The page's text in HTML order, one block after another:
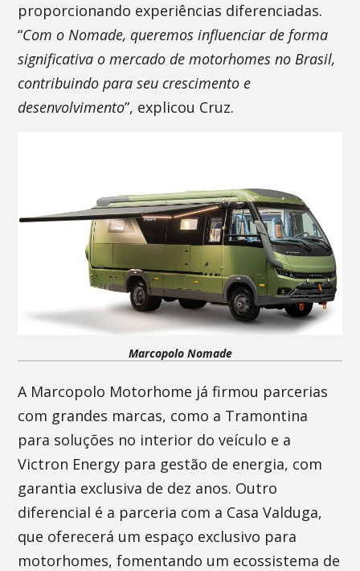
proporcionando experiências diferenciadas.
“Com o Nomade, queremos influenciar de forma
significativa o mercado de motorhomes no Brasil,
contribuindo para seu crescimento e
desenvolvimento”, explicou Cruz.
Marcopolo Nomade
A Marcopolo Motorhome já firmou parcerias
com grandes marcas, como a Tramontina
para soluções no interior do veículo e a
Victron Energy para gestão de energia, com
garantia exclusiva de dez anos. Outro
diferencial é a parceria com a Casa Valduga,
que oferecerá um espaço exclusivo para
motorhomes, fomentando um ecossistema de